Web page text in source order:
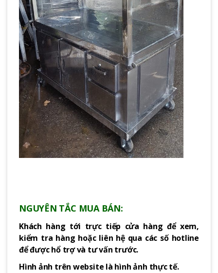
NGUYÊN TẮC MUA BÁN:
Khách hàng tới trực tiếp cửa hàng để xem,
kiểm tra hàng hoặc liên hệ qua các số hotline
để được hổ trợ và tư vấn trước.
Hình ảnh trên website là hình ảnh thực tế.